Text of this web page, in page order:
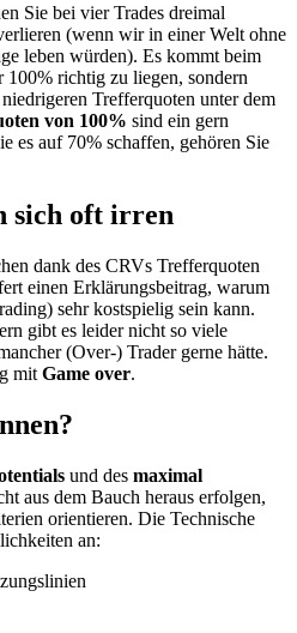
Sie bei vier Trades dreimal
(wenn wir in einer Welt ohne
leben würden). Es kommt beim
richtig zu liegen, sondern
Trefferquoten unter dem
von 100% sind ein gern
es auf 70% schaffen, gehören Sie
sich oft irren
dank des CRVs Trefferquoten
einen Erklärungsbeitrag, warum
sehr kostspielig sein kann.
gibt es leider nicht so viele
(Over-) Trader gerne hätte.
mit Game over.
und des maximal
aus dem Bauch heraus erfolgen,
orientieren. Die Technische
an: